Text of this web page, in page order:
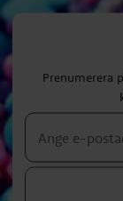
Prenumerera